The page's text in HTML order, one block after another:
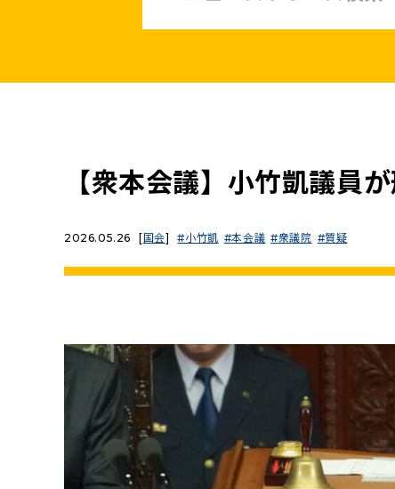
憲法
政治改革
【衆本会議】小竹凱議員
2026.05.26 [ 国会] 小竹凱 本会議 衆議院 質疑